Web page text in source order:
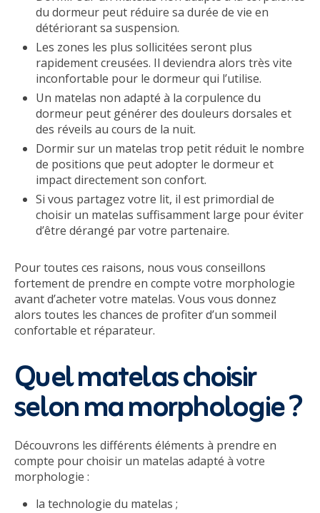
du dormeur peut réduire sa durée de vie en
détériorant sa suspension.
Les zones les plus sollicitées seront plus
rapidement creusées. Il deviendra alors très vite
inconfortable pour le dormeur qui l’utilise.
Un matelas non adapté à la corpulence du
dormeur peut générer des douleurs dorsales et
des réveils au cours de la nuit.
Dormir sur un matelas trop petit réduit le nombre
de positions que peut adopter le dormeur et
impact directement son confort.
Si vous partagez votre lit, il est primordial de
choisir un matelas suffisamment large pour éviter
d’être dérangé par votre partenaire.
Pour toutes ces raisons, nous vous conseillons
fortement de prendre en compte votre morphologie
avant d’acheter votre matelas. Vous vous donnez
alors toutes les chances de profiter d’un sommeil
confortable et réparateur.
Quel matelas choisir
selon ma morphologie ?
Découvrons les différents éléments à prendre en
compte pour choisir un matelas adapté à votre
morphologie :
la technologie du matelas ;